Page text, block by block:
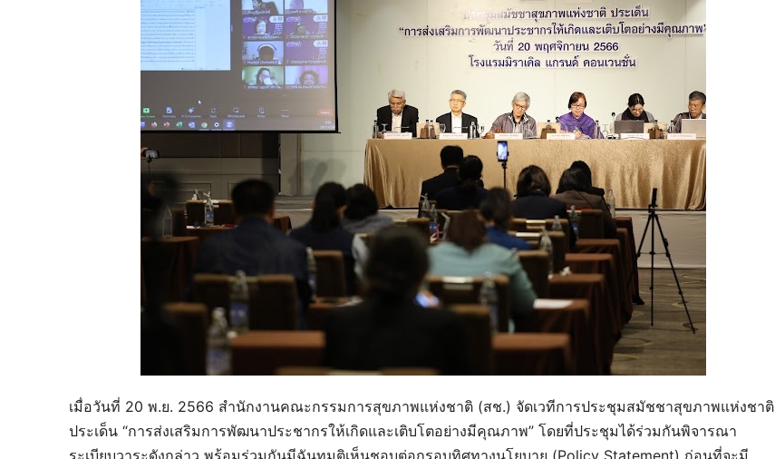
เมื่อวันที่ 20 พ.ย. 2566 สำนักงานคณะกรรมการสุขภาพแห่งชาติ (สช.) จัดเวทีการประชุมสมัชชาสุขภาพแห่งชาติ
ประเด็น “การส่งเสริมการพัฒนาประชากรให้เกิดและเติบโตอย่างมีคุณภาพ” โดยที่ประชุมได้ร่วมกันพิจารณา
ระเบียบวาระดังกล่าว พร้อมร่วมกันมีฉันทมติเห็นชอบต่อกรอบทิศทางนโยบาย (Policy Statement) ก่อนที่จะมี